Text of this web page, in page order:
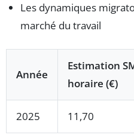
Les dynamiques
marché du travail
Année
Estimation
horaire (€)
2025 11,70